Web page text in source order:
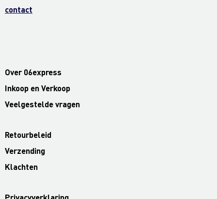
contact
Over 06express
Inkoop en Verkoop
Veelgestelde vragen
Retourbeleid
Verzending
Klachten